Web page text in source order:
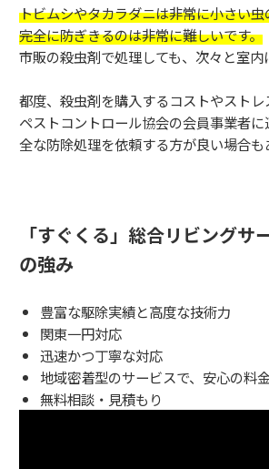
トビムシやタカラダニは非常に小さい
完全に防ぎきるのは非常に難しいです。
市販の殺虫剤で処理しても、次々と室内
都度、殺虫剤を購入するコストやストレ
ペストコントロール協会の会員事業者
全な防除処理を依頼する方が良い場合も
「すぐくる」総合リビングサ
の強み
豊富な駆除実績と高度な技術力
関東一円対応
迅速かつ丁寧な対応
地域密着型のサービスで、安心の料
無料相談・見積もり